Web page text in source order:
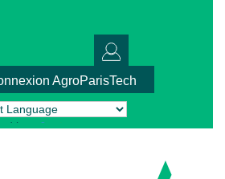
AgroParisTech
by Translate